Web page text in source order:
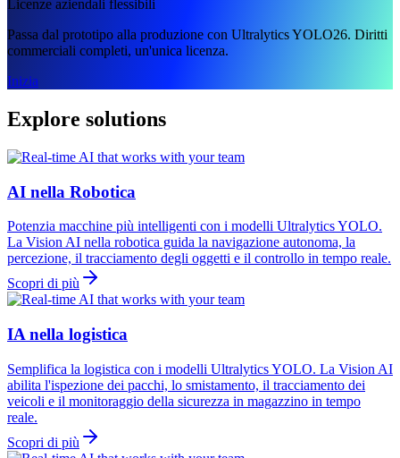
Licenze aziendali flessibili
Passa dal prototipo alla produzione con Ultralytics YOLO26. Diritti
commerciali completi, un'unica licenza.
Inizia
Explore solutions
AI nella Robotica
Potenzia macchine più intelligenti con i modelli Ultralytics YOLO.
La Vision AI nella robotica guida la navigazione autonoma, la
percezione, il tracciamento degli oggetti e il controllo in tempo reale.
Scopri di più
IA nella logistica
Semplifica la logistica con i modelli Ultralytics YOLO. La Vision AI
abilita l'ispezione dei pacchi, lo smistamento, il tracciamento dei
veicoli e il monitoraggio della sicurezza in magazzino in tempo
reale.
Scopri di più